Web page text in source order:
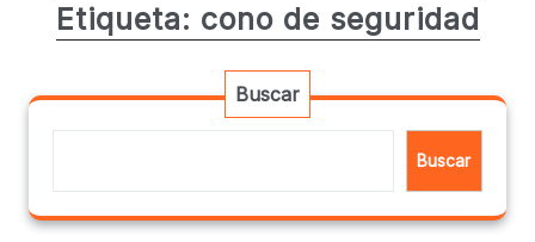
Etiqueta: cono de seguridad
Buscar
Buscar